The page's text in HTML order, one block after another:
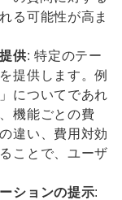
る可能性が高ま
供: 特定のテー
提供します。例
についてであれ
機能ごとの費
違い、費用対効
ことで、ユーザ
ションの提示: